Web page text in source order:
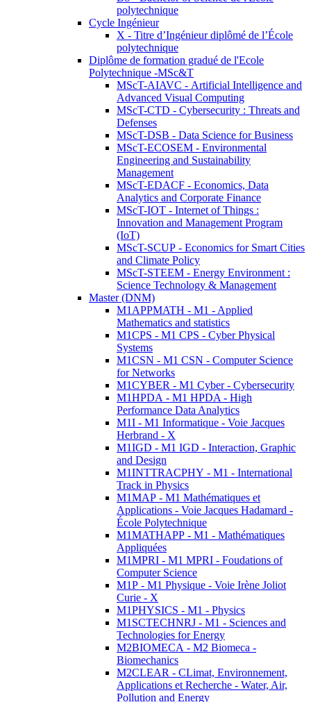
polytechnique
Cycle Ingénieur
X - Titre d’Ingénieur diplômé de l’École
polytechnique
Diplôme de formation gradué de l'Ecole
Polytechnique -MSc&T
MScT-AIAVC - Artificial Intelligence and
Advanced Visual Computing
MScT-CTD - Cybersecurity : Threats and
Defenses
MScT-DSB - Data Science for Business
MScT-ECOSEM - Environmental
Engineering and Sustainability
Management
MScT-EDACF - Economics, Data
Analytics and Corporate Finance
MScT-IOT - Internet of Things :
Innovation and Management Program
(IoT)
MScT-SCUP - Economics for Smart Cities
and Climate Policy
MScT-STEEM - Energy Environment :
Science Technology & Management
Master (DNM)
M1APPMATH - M1 - Applied
Mathematics and statistics
M1CPS - M1 CPS - Cyber Physical
Systems
M1CSN - M1 CSN - Computer Science
for Networks
M1CYBER - M1 Cyber - Cybersecurity
M1HPDA - M1 HPDA - High
Performance Data Analytics
M1I - M1 Informatique - Voie Jacques
Herbrand - X
M1IGD - M1 IGD - Interaction, Graphic
and Design
M1INTTRACPHY - M1 - International
Track in Physics
M1MAP - M1 Mathématiques et
Applications - Voie Jacques Hadamard -
École Polytechnique
M1MATHAPP - M1 - Mathématiques
Appliquées
M1MPRI - M1 MPRI - Foudations of
Computer Science
M1P - M1 Physique - Voie Irène Joliot
Curie - X
M1PHYSICS - M1 - Physics
M1SCTECHNRJ - M1 - Sciences and
Technologies for Energy
M2BIOMECA - M2 Biomeca -
Biomechanics
M2CLEAR - CLimat, Environnement,
Applications et Recherche - Water, Air,
Pollution and Energy